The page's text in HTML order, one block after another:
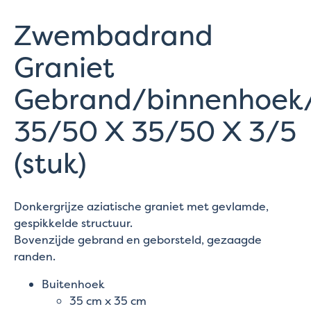
Zwembadrand
Graniet
Gebrand/
35/50 X 35/50 X 3/5
(stuk)
Donkergrijze aziatische graniet met gevlamde,
gespikkelde structuur.
Bovenzijde gebrand en geborsteld, gezaagde
randen.
Buitenhoek
35 cm x 35 cm